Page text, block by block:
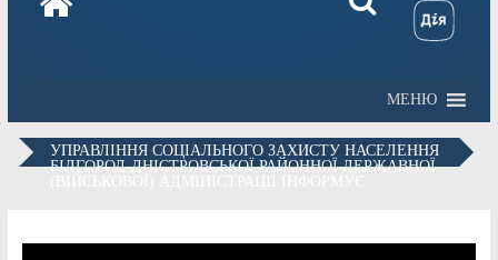
МЕНЮ
УПРАВЛІННЯ СОЦІАЛЬНОГО ЗАХИСТУ НАСЕЛЕННЯ
БІЛГОРОД-ДНІСТРОВСЬКОЇ РАЙОННОЇ ДЕРЖАВНОЇ